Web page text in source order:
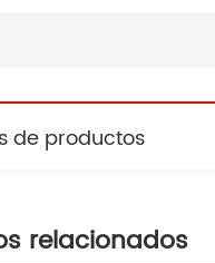
de productos
relacionados